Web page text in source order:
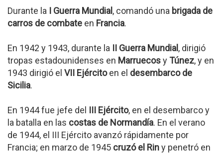
Durante la I Guerra Mundial , comandó una brigada de
carros de combate en Francia.
En 1942 y 1943, durante la II Guerra Mundial , dirigió
tropas estadounidenses en Marruecosy Túnez, y en
1943 dirigió el VII Ejércitoen el desembarco de
Sicilia.
En 1944 fue jefe del III Ejército, en el desembarco y
la batalla en las costas de Normandía. En el verano
de 1944, el III Ejército avanzó rápidamente por
Francia; en marzo de 1945 cruzó el Riny penetró en